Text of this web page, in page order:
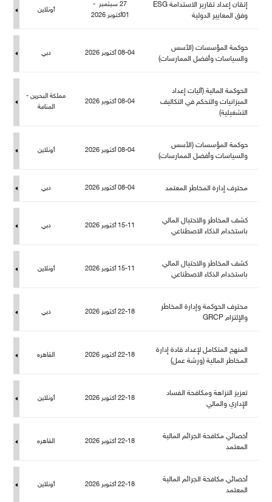
إتقان إعداد تقارير الاستدامة ESG
وفق المعايير الدولية
27 سبتمبر -
01أكتوبر 2026
أونلاين
حوكمة المؤسسات (الأسس
والسياسات وأفضل الممارسات)
08-04 أكتوبر 2026 دبي
الحوكمة المالية (آليات إعداد
الميزانيات والتحكم في التكاليف
التشغيلية)
08-04 أكتوبر 2026
كة البحرين -
المنامة
حوكمة المؤسسات (الأسس
والسياسات وأفضل الممارسات)
08-04 أكتوبر 2026 أونلاين
حترف إدارة المخاطر المعتمد 08-04 أكتوبر 2026 دبي
كشف المخاطر والاحتيال المالي
باستخدام الذكاء الاصطناعي
15-11 أكتوبر 2026 دبي
كشف المخاطر والاحتيال المالي
باستخدام الذكاء الاصطناعي
15-11 أكتوبر 2026 أونلاين
حترف الحوكمة وإدارة المخاطر
والإلتزام GRCP
22-18 أكتوبر 2026 دبي
المنهج المتكامل لإعداد قادة إدارة
المخاطر المالية (ورشة عمل)
22-18 أكتوبر 2026 القاهره
تعزيز النزاهة ومكافحة الفساد
الإداري والمالي
22-18 أكتوبر 2026 أونلاين
أخصائي مكافحة الجرائم المالية
المعتمد
22-18 أكتوبر 2026 القاهره
أخصائي مكافحة الجرائم المالية
المعتمد
22-18 أكتوبر 2026 أونلاين